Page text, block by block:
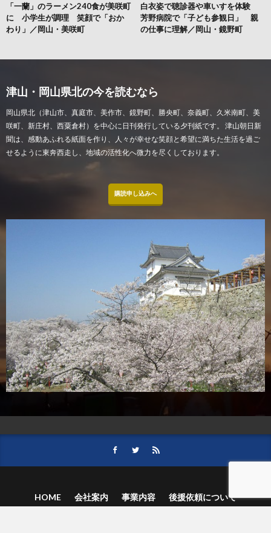
白衣姿で聴診器や車いすを体験
芳野病院で「子ども参観日」 親
の仕事に理解／岡山・鏡野町
「一蘭」のラーメン240食が美咲町
に 小学生が調理 笑顔で「おか
わり」／岡山・美咲町
津山・岡山県北の今を読むなら
岡山県北（津山市、真庭市、美作市、鏡野町、勝央町、奈義町、久米南町、美
咲町、新庄村、西粟倉村）を中心に日刊発行している夕刊紙です。 津山朝日新
聞は、感動あふれる紙面を作り、人々が幸せな笑顔と希望に満ちた生活を過ご
せるように東奔西走し、地域の活性化へ微力を尽くしております。
購読申し込みへ
HOME 会社案内 事業内容
後援依頼について